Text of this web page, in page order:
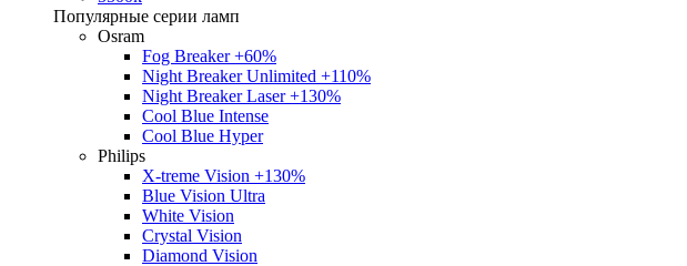
Популярные серии ламп
Osram
Fog Breaker +60%
Night Breaker Unlimited +110%
Night Breaker Laser +130%
Cool Blue Intense
Cool Blue Hyper
Philips
X-treme Vision +130%
Blue Vision Ultra
White Vision
Crystal Vision
Diamond Vision